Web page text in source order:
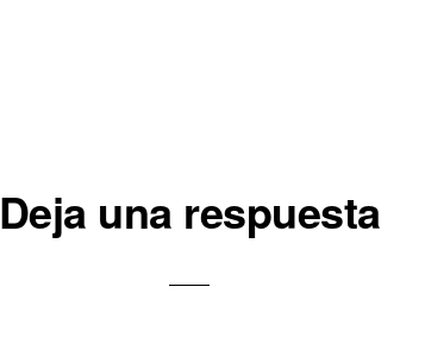
Deja una respuesta